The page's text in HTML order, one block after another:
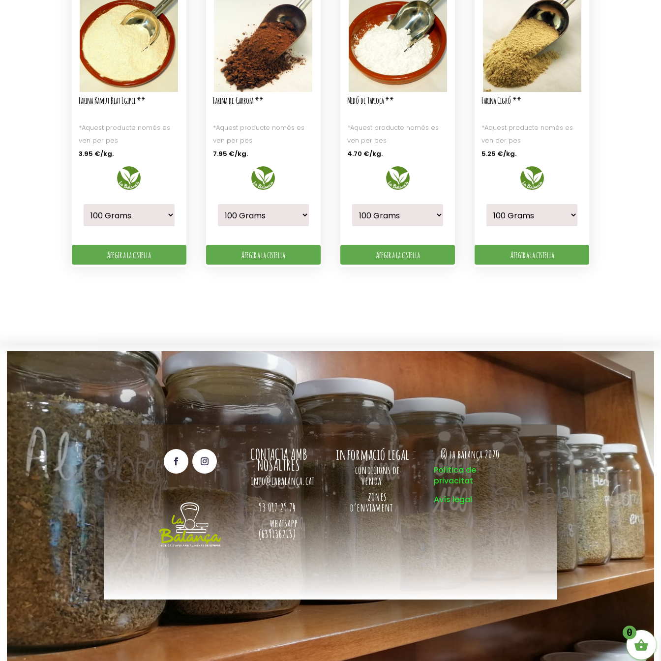
Farina Kamut Blat Egipci **
*Aquest producte només es
ven per pes
3.95 €/kg.
Afegir a la cistella
Farina de Garrofa **
*Aquest producte només es
ven per pes
7.95 €/kg.
Afegir a la cistella
Midó de Tapioca **
*Aquest producte només es
ven per pes
4.70 €/kg.
Afegir a la cistella
Farina Cigró **
*Aquest producte només es
ven per pes
5.25 €/kg.
Afegir a la cistella
CONTACTA AMB
NOSALTRES
info@labalança.cat
93 017 29 74
whatsapp
(639136213)
informació legal
condicions de
venda
zones
d’enviament
® la balança 2020
Política de
privacitat
Avís legal
0